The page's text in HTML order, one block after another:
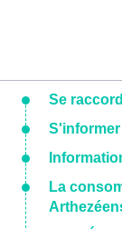
Se
S'informer
La